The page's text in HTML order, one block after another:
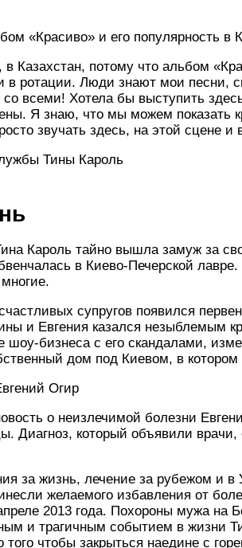
«Красиво» и его популярность в
Казахстан, потому что альбом
в ротации. Люди знают мои песни,
всеми! Хотела бы выступить
Я знаю, что мы можем показать
звучать здесь, на этой сцене и
Тины Кароль
Кароль тайно вышла замуж за
в Киево-Печерской
супругов появился
и Евгения казался незыблемым
шоу-бизнеса с его скандалами,
дом под Киевом, в
Огир
о неизлечимой болезни
Диагноз, который объявили
за жизнь, лечение за рубежом и в
желаемого избавления от
2013 года. Похороны мужа на
и трагичным событием в жизни
того чтобы закрыться наедине с